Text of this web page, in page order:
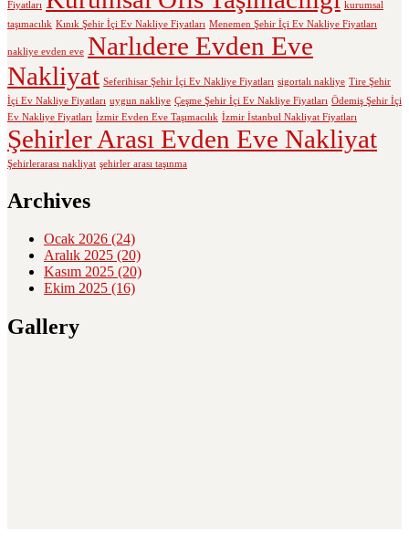
Fiyatları
kurumsal
taşımacılık Kınık Şehir İçi Ev Nakliye Fiyatları Menemen Şehir İçi Ev Nakliye Fiyatları
nakliye evden eve Narlıdere Evden Eve
Nakliyat Seferihisar Şehir İçi Ev Nakliye Fiyatları sigortalı nakliye Tire Şehir
İçi Ev Nakliye Fiyatları uygun nakliye Çeşme Şehir İçi Ev Nakliye Fiyatları Ödemiş Şehir İçi
Ev Nakliye Fiyatları İzmir Evden Eve Taşımacılık İzmir İstanbul Nakliyat Fiyatları
Şehirler Arası Evden Eve Nakliyat
Şehirlerarası nakliyat şehirler arası taşınma
Archives
Ocak 2026 (24)
Aralık 2025 (20)
Kasım 2025 (20)
Ekim 2025 (16)
Gallery